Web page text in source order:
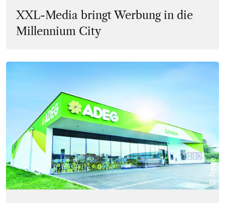
XXL-Media bringt Werbung in die
Millennium City
© Rewe